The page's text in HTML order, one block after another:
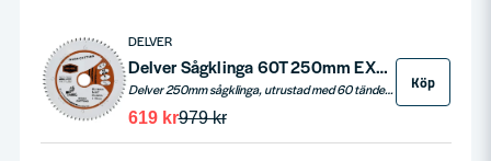
DELVER
Delver Sågklinga 60T 250mm EXTREME CUT (Fina Snitt)
Delver 250mm sågklinga, utrustad med 60 tänder, är det perfekta verktyget för fina snitt i trä. Denna klinga hanterar effektivt de flesta trämaterial och är särskilt lämpad för lister och parkett. Dess antivibrationsspår reducerar bladavvikelser och minskar vibrationer, medan de extra stora hårdmetalltänderna säkerställer en lång livslängd. Den kraftiga stommen bidrar till ännu bättre snittkvalitet, vilket gör denna klinga idealisk för både professionella och DIY-projekt.
979 kr
619 kr
Köp